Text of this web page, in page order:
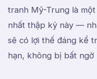
tranh Mỹ-Trung là
nhất thập kỷ này —
sẽ có lợi thế đáng kể
hạn, không bị bất ngờ